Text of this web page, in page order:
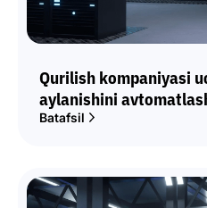
Qurilish kompaniyasi
aylanishini
Batafsil